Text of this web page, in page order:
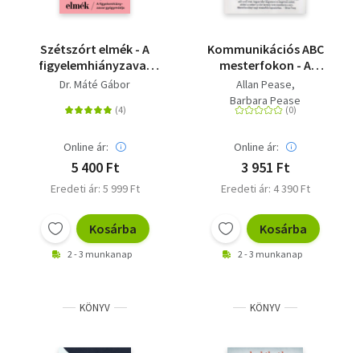
Szétszórt elmék - A
figyelemhiányzavar
gyógymódja
Dr. Máté Gábor
Online ár:
5 400 Ft
Eredeti ár: 5 999 Ft
Kosárba
2 - 3 munkanap
Kommunikációs ABC
mesterfokon - A
kapcsolatteremtés
művészete -easy
peasey
Allan Pease
Barbara Pease
Online ár:
3 951 Ft
Eredeti ár: 4 390 Ft
Kosárba
2 - 3 munkanap
KÖNYV KÖNYV